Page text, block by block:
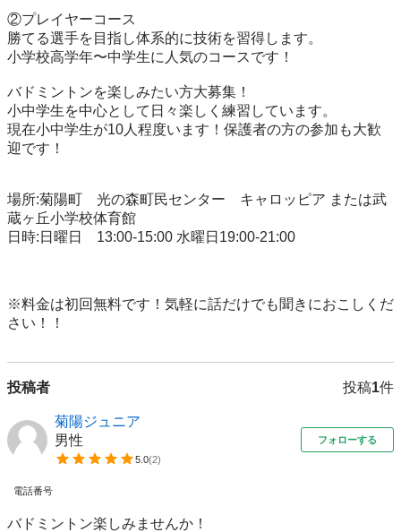
②プレイヤーコース
勝てる選手を目指し体系的に技術を習得します。
小学校高学年〜中学生に人気のコースです！
バドミントンを楽しみたい方大募集！
小中学生を中心として日々楽しく練習しています。
現在小中学生が10人程度います！保護者の方の参加も大歓
迎です！
場所:菊陽町　光の森町民センター　キャロッピア または武
蔵ヶ丘小学校体育館
日時:日曜日　13:00-15:00 水曜日19:00-21:00
※料金は初回無料です！気軽に話だけでも聞きにおこしくだ
さい！！
投稿者 投稿1件
菊陽ジュニア
男性
5.0(2)
フォローする
電話番号
バドミントン楽しみませんか！